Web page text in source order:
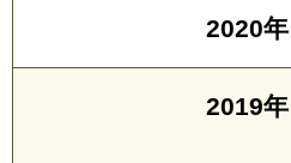
2020年
2019年